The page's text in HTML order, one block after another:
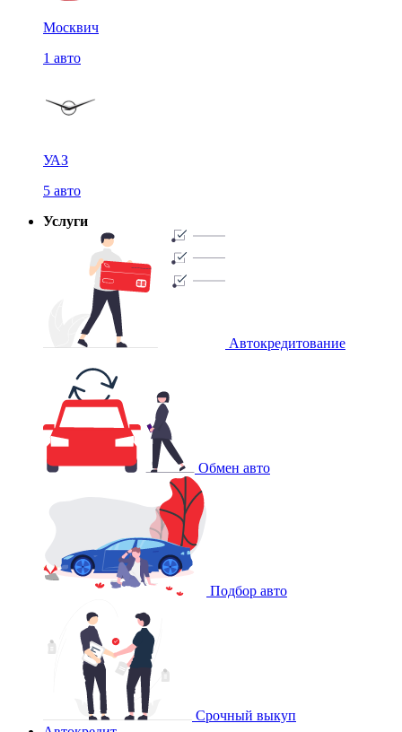
Москвич
1 авто
УАЗ
5 авто
Услуги
Автокредитование
Обмен авто
Подбор авто
Срочный выкуп